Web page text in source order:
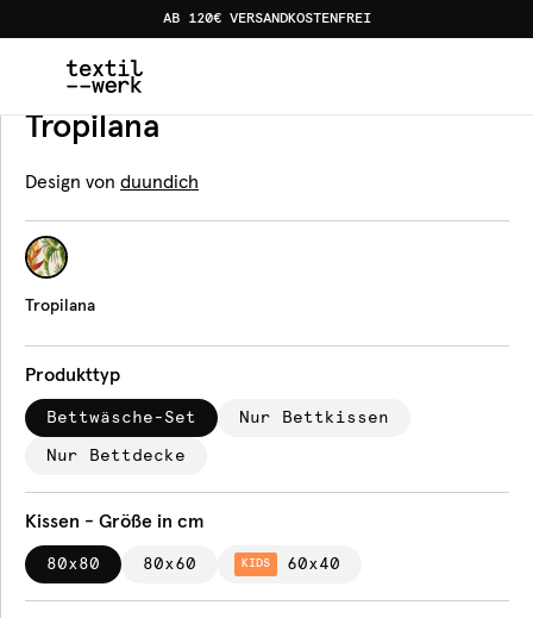
AB 120€ VERSANDKOSTENFREI
Produkte Bettwäsche Tropilana
Bettwäsche
Tropilana
Design von duundich
Tropilana
Produkttyp
Bettwäsche-Set Nur Bettkissen
Nur Bettdecke
Kissen - Größe in cm
80x80 80x60 KIDS 60x40